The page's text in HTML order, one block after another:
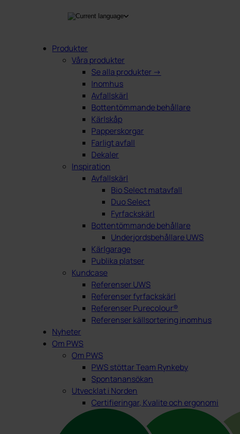
Produkter
Våra produkter
Se alla produkter →
Inomhus
Avfallskärl
Bottentömmande behållare
Kärlskåp
Papperskorgar
Farligt avfall
Dekaler
Inspiration
Avfallskärl
Bio Select matavfall
Duo Select
Fyrfackskärl
Bottentömmande behållare
Underjordsbehållare UWS
Kärlgarage
Publika platser
Kundcase
Referenser UWS
Referenser fyrfackskärl
Referenser Purecolour®
Referenser källsortering inomhus
Nyheter
Om PWS
Om PWS
PWS stöttar Team Rynkeby
Spontanansökan
Utvecklat i Norden
Certifieringar, Kvalite och ergonomi